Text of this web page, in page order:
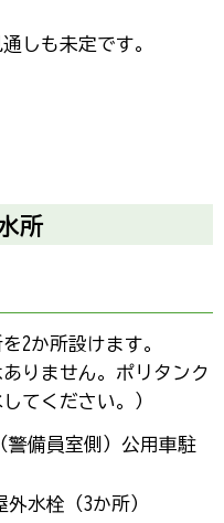
しも未定です。
所
2か所設けます。
りません。ポリタンク
てください。）
警備員室側）公用車駐
水栓（3か所）